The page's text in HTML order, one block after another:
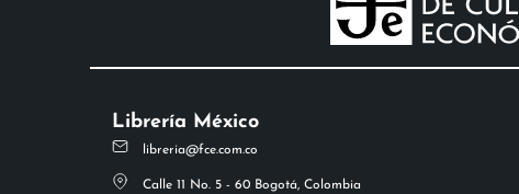
Librería México
libreria@fce.com.co
Calle 11 No. 5 - 60 Bogotá, Colombia